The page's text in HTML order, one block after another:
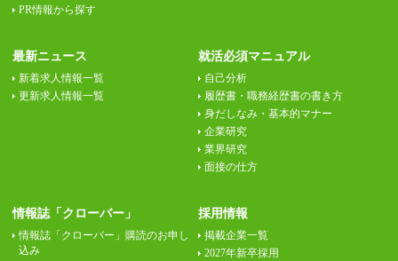
PR情報から探す
最新ニュース
新着求人情報一覧
更新求人情報一覧
就活必須マニュアル
自己分析
履歴書・職務経歴書の書き方
身だしなみ・基本的マナー
企業研究
業界研究
面接の仕方
情報誌「クローバー」
情報誌「クローバー」購読のお申し
込み
採用情報
掲載企業一覧
2027年新卒採用